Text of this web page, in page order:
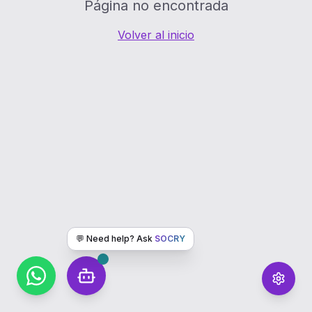
💬 Need help? Ask SOCRY
Página no encontrada
Volver al inicio